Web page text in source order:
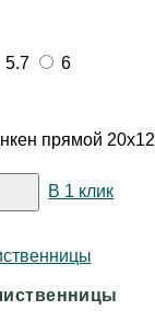
5.7
6
прямой
В 1 клик